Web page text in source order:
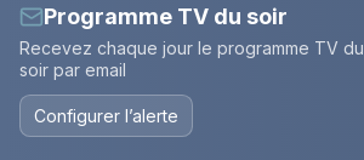
Programme TV du soir
Recevez chaque jour le programme TV du
soir par email
Configurer l’alerte